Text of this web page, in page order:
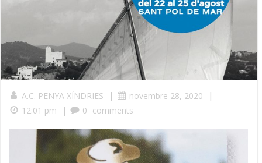
A.C. PENYA XÍNDRIES | novembre 28, 2020 |
12:01 pm | 0 comments